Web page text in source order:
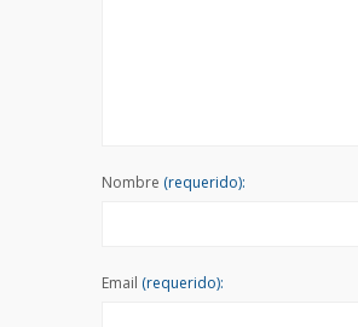
Nombre (requerido):
Email (requerido):